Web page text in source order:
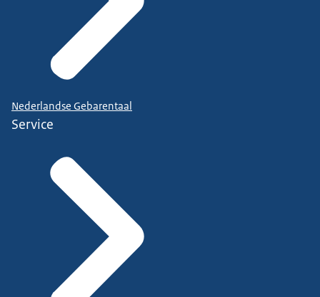
Nederlandse Gebarentaal
Service